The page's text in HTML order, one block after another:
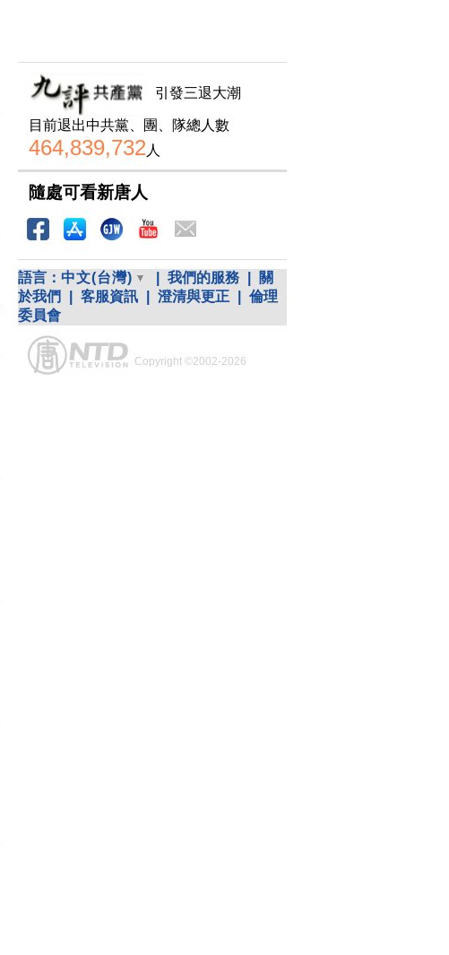
引發三退大潮
目前退出中共黨、團、隊總人數
464,839,732 人
隨處可看新唐人
語言： 中文(台灣) 我們的服務
關
於我們
客服資訊 澄清與更正
倫理
委員會
Copyright ©2002-2026